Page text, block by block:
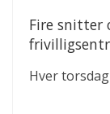
Fire snitter
Hver